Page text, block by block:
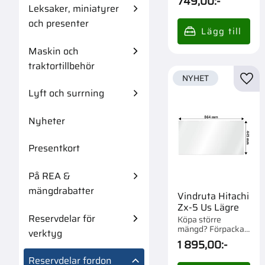
Vindruta Hitachi
Zx-5 Us Lägre
Köpa större
mängd? Förpackad
om 1 st.
1 895,00:-
NYHET
Leksaker, miniatyrer
och presenter
Maskin och
traktortillbehör
Lyft och surrning
Nyheter
Presentkort
På REA &
mängdrabatter
Reservdelar för
verktyg
Reservdelar fordon